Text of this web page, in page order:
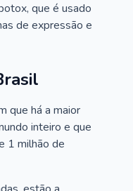
que é usado
de expressão e
que há a maior
inteiro e que
1 milhão de